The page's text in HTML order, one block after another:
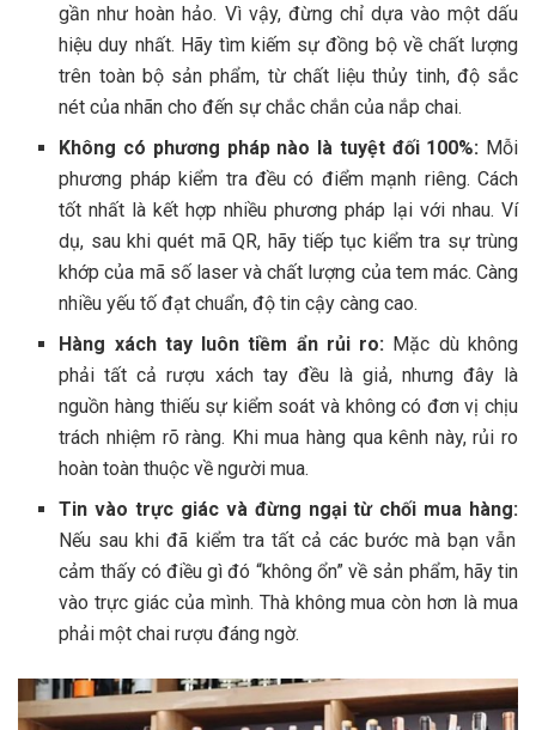
gần như hoàn hảo. Vì vậy, đừng chỉ dựa vào một dấu
hiệu duy nhất. Hãy tìm kiếm sự đồng bộ về chất lượng
trên toàn bộ sản phẩm, từ chất liệu thủy tinh, độ sắc
nét của nhãn cho đến sự chắc chắn của nắp chai.
Không có phương pháp nào là tuyệt đối 100%: Mỗi
phương pháp kiểm tra đều có điểm mạnh riêng. Cách
tốt nhất là kết hợp nhiều phương pháp lại với nhau. Ví
dụ, sau khi quét mã QR, hãy tiếp tục kiểm tra sự trùng
khớp của mã số laser và chất lượng của tem mác. Càng
nhiều yếu tố đạt chuẩn, độ tin cậy càng cao.
Hàng xách tay luôn tiềm ẩn rủi ro: Mặc dù không
phải tất cả rượu xách tay đều là giả, nhưng đây là
nguồn hàng thiếu sự kiểm soát và không có đơn vị chịu
trách nhiệm rõ ràng. Khi mua hàng qua kênh này, rủi ro
hoàn toàn thuộc về người mua.
Tin vào trực giác và đừng ngại từ chối mua hàng:
Nếu sau khi đã kiểm tra tất cả các bước mà bạn vẫn
cảm thấy có điều gì đó “không ổn” về sản phẩm, hãy tin
vào trực giác của mình. Thà không mua còn hơn là mua
phải một chai rượu đáng ngờ.